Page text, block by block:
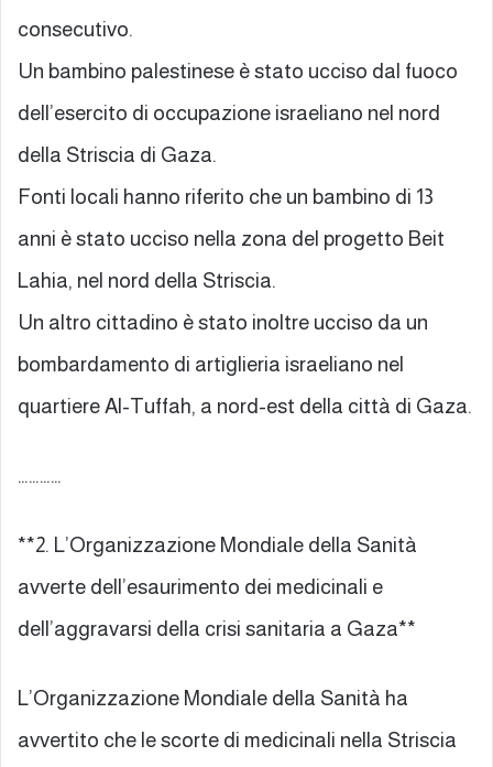
consecutivo.
Un bambino palestinese è stato ucciso dal fuoco
dell’esercito di occupazione israeliano nel nord
della Striscia di Gaza.
Fonti locali hanno riferito che un bambino di 13
anni è stato ucciso nella zona del progetto Beit
Lahia, nel nord della Striscia.
Un altro cittadino è stato inoltre ucciso da un
bombardamento di artiglieria israeliano nel
quartiere Al-Tuffah, a nord-est della città di Gaza.
…………
**2. L’Organizzazione Mondiale della Sanità
avverte dell’esaurimento dei medicinali e
dell’aggravarsi della crisi sanitaria a Gaza**
L’Organizzazione Mondiale della Sanità ha
avvertito che le scorte di medicinali nella Striscia